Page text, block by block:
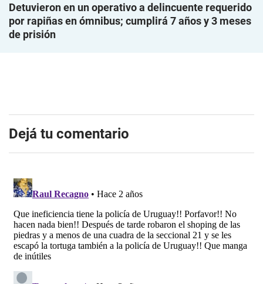
Detuvieron en un operativo a delincuente requerido
por rapiñas en ómnibus; cumplirá 7 años y 3 meses
de prisión
Dejá tu comentario